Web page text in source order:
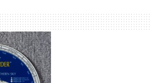
Sternkarte
von
Temu